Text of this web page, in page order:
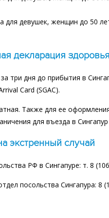
для девушек, женщин до 50
декларация
три дня до прибытия в
Card (SGAC).
Также для ее
для въезда в
экстренный случай
РФ в Сингапуре: т. 8
посольства Сингапура: 8